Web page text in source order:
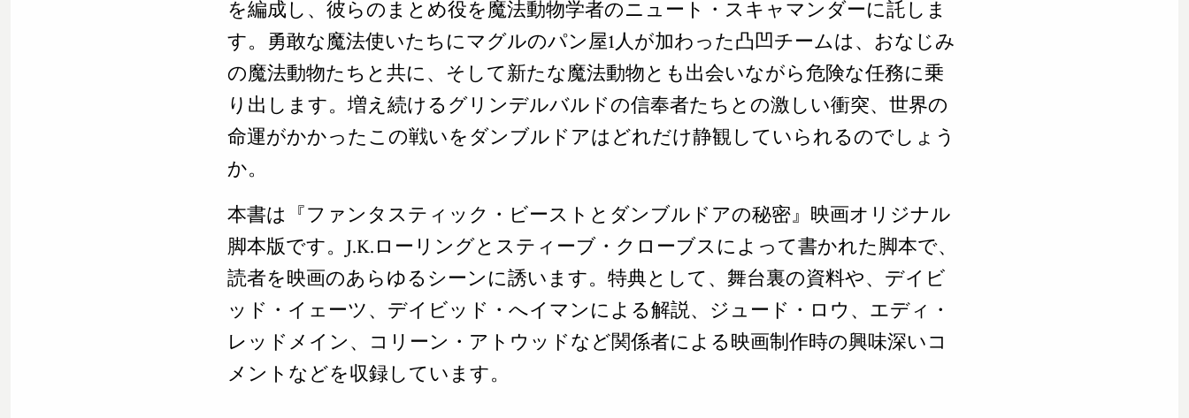
を編成し、彼らのまとめ役を魔法動物学者のニュート・スキャマンダーに託しま
す。勇敢な魔法使いたちにマグルのパン屋1人が加わった凸凹チームは、おなじみ
の魔法動物たちと共に、そして新たな魔法動物とも出会いながら危険な任務に乗
り出します。増え続けるグリンデルバルドの信奉者たちとの激しい衝突、世界の
命運がかかったこの戦いをダンブルドアはどれだけ静観していられるのでしょう
か。
本書は『ファンタスティック・ビーストとダンブルドアの秘密』映画オリジナル
脚本版です。J.K.ローリングとスティーブ・クローブスによって書かれた脚本で、
読者を映画のあらゆるシーンに誘います。特典として、舞台裏の資料や、デイビ
ッド・イェーツ、デイビッド・へイマンによる解説、ジュード・ロウ、エディ・
レッドメイン、コリーン・アトウッドなど関係者による映画制作時の興味深いコ
メントなどを収録しています。